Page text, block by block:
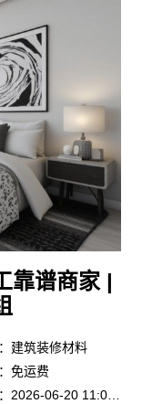
靠谱商家 |
建筑装修材料
免运费